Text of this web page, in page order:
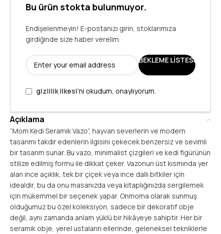
Bu ürün stokta bulunmuyor.
Endişelenmeyin! E-postanızı girin, stoklarımıza
girdiğinde size haber verelim.
BEKLEME LISTESI
gizlilik ilkesi'ni okudum, onaylıyorum.
Açıklama
“Mom Kedi Seramik Vazo”, hayvan severlerin ve modern
tasarımı takdir edenlerin ilgisini çekecek benzersiz ve sevimli
bir tasarım sunar. Bu vazo, minimalist çizgileri ve kedi figürünün
stilize edilmiş formu ile dikkat çeker. Vazonun üst kısmında yer
alan ince açıklık, tek bir çiçek veya ince dallı bitkiler için
idealdir, bu da onu masanızda veya kitaplığınızda sergilemek
için mükemmel bir seçenek yapar. Onmoma olarak sunmuş
olduğumuz bu özel koleksiyon, sadece bir dekoratif obje
değil, aynı zamanda anlam yüklü bir hikâyeye sahiptir. Her bir
seramik obje, yerel ustaların ellerinde, geleneksel tekniklerle